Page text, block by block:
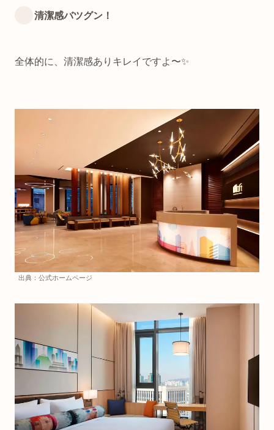
清潔感バツグン！
全体的に、清潔感ありキレイですよ〜✨
出典：公式ホームページ